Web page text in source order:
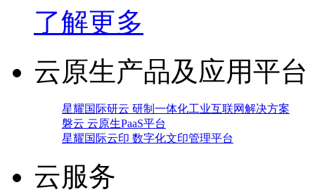
了解更多
云原生产品及应用平台
星耀国际研云 研制一体化工业互联网解决方案
磐云 云原生PaaS平台
星耀国际云印 数字化文印管理平台
云服务